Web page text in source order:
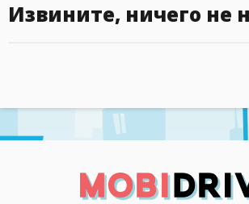
Извините, ничего не